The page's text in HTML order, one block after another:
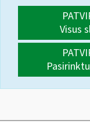
Visus